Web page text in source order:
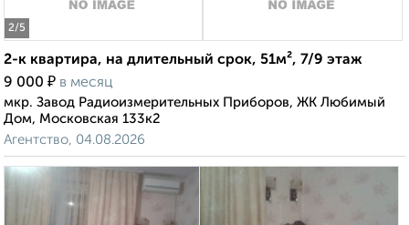
2/5
2-к квартира, на длительный срок, 51м², 7/9 этаж
9 000 ₽ в месяц
мкр. Завод Радиоизмерительных Приборов, ЖК Любимый
Дом, Московская 133к2
Агентство, 04.08.2026